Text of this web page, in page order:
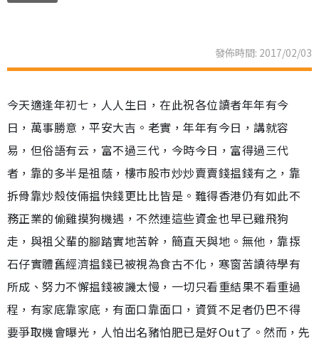
發佈時間: 2017/02/03
今天適逢年初七，人人生日，在此祝各位讀者年年有今
日，萬事勝意，平安大吉。老實，年年有今日，講就容
易，但俗語有云，富不過三代，今時今日，富得過三代
者，靠的多半是祖蔭，樓市股市炒炒賣賣錢揾錢有之，靠
拆骨靠炒殼伎倆揾快錢更比比皆是。難得香港仍有如此不
務正業的偷雞摸狗機遇，不然連這些資金也早已雞飛狗
走，與祖父輩的腳踏實地苦幹，簡直天與地。無他，靠揼
石仔實體舊經濟揾錢已被視為食古不化，寒窗苦讀待學有
所成、努力不懈揾錢被譏太慢，一切只看重結果不看重過
程，有家底靠家底，有面口靠面口，資質不足者仍巴不得
要爭取機會曝光，人怕出名豬怕肥已是好Out了。然而，先